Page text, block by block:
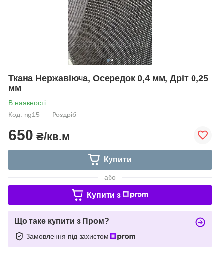
Ткана Нержавіюча, Осередок 0,4 мм, Дріт 0,25
мм
В наявності
Код: ng15
Роздріб
650 ₴/кв.м
Купити
або
Купити з
Що таке купити з Пром?
Замовлення під захистом